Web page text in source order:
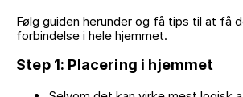
Følg guiden herunder og få tips til at få
forbindelse i hele hjemmet.
Step 1: Placering i hjemmet